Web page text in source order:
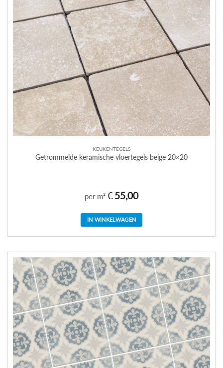
KEUKENTEGELS
Getrommelde keramische vloertegels beige 20×20
per m² €55,00
IN WINKELWAGEN